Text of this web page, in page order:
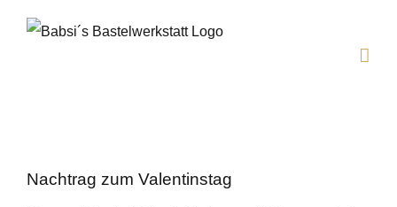
Nachtrag zum Valentinstag